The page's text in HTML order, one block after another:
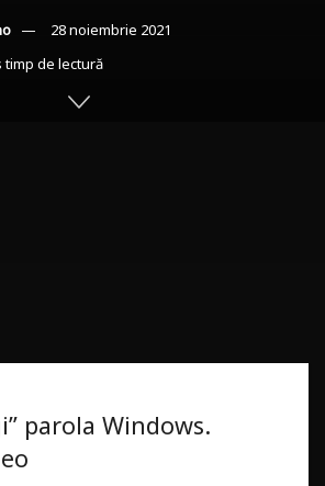
28 noiembrie 2021
timp de lectură
parola Windows.